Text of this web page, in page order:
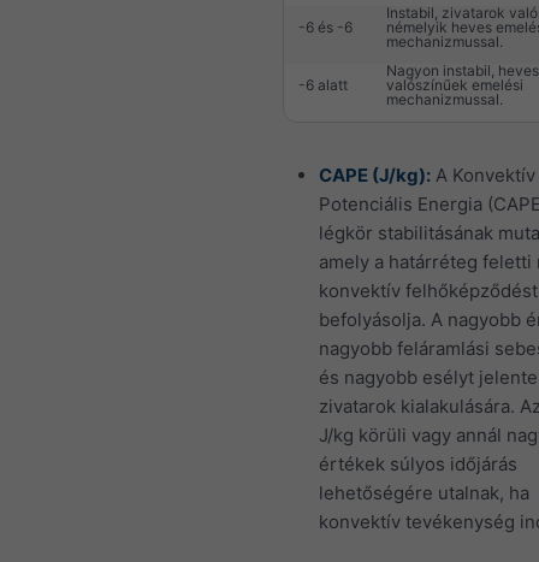
-6 és -6
Instabil, zivatarok
némelyik heves
mechanizmussal.
-6 alatt
Nagyon instabil,
valószínűek emelési
mechanizmussal.
CAPE (J/kg): A Konvektív
Potenciális Energia
légkör stabilitásának
amely a határréteg feletti
konvektív felhőképződést
befolyásolja. A nagyobb
nagyobb feláramlási
és nagyobb esélyt
zivatarok kialakulására.
J/kg körüli vagy annál
értékek súlyos időjárás
lehetőségére utalnak, ha
konvektív tevékenység